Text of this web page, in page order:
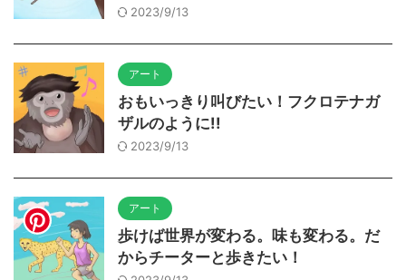
2023/9/13
アート
おもいっきり叫びたい！フクロテナガ
ザルのように!!
2023/9/13
アート
歩けば世界が変わる。味も変わる。だ
からチーターと歩きたい！